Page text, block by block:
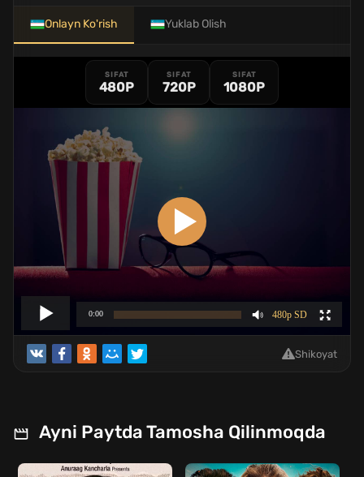
Onlayn Ko'rish Yuklab Olish
SIFAT
480P
SIFAT
720P
SIFAT
1080P
Shikoyat
Ayni Paytda Tamosha Qilinmoqda